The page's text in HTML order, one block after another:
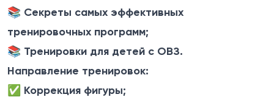
📚 Секреты самых эффективных
тренировочных программ;
📚 Тренировки для детей с ОВЗ.
Направление тренировок:
✅ Коррекция фигуры;